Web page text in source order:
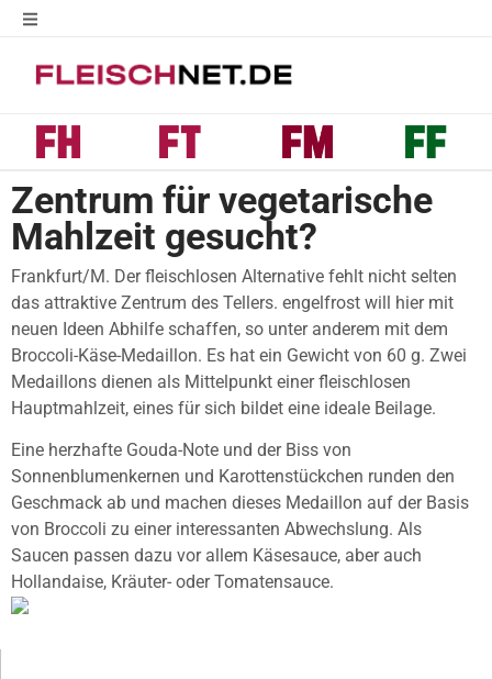
Zentrum für vegetarische
Mahlzeit gesucht?
Frankfurt/M. Der fleischlosen Alternative fehlt nicht selten
das attraktive Zentrum des Tellers. engelfrost will hier mit
neuen Ideen Abhilfe schaffen, so unter anderem mit dem
Broccoli-Käse-Medaillon. Es hat ein Gewicht von 60 g. Zwei
Medaillons dienen als Mittelpunkt einer fleischlosen
Hauptmahlzeit, eines für sich bildet eine ideale Beilage.
Eine herzhafte Gouda-Note und der Biss von
Sonnenblumenkernen und Karottenstückchen runden den
Geschmack ab und machen dieses Medaillon auf der Basis
von Broccoli zu einer interessanten Abwechslung. Als
Saucen passen dazu vor allem Käsesauce, aber auch
Hollandaise, Kräuter- oder Tomatensauce.